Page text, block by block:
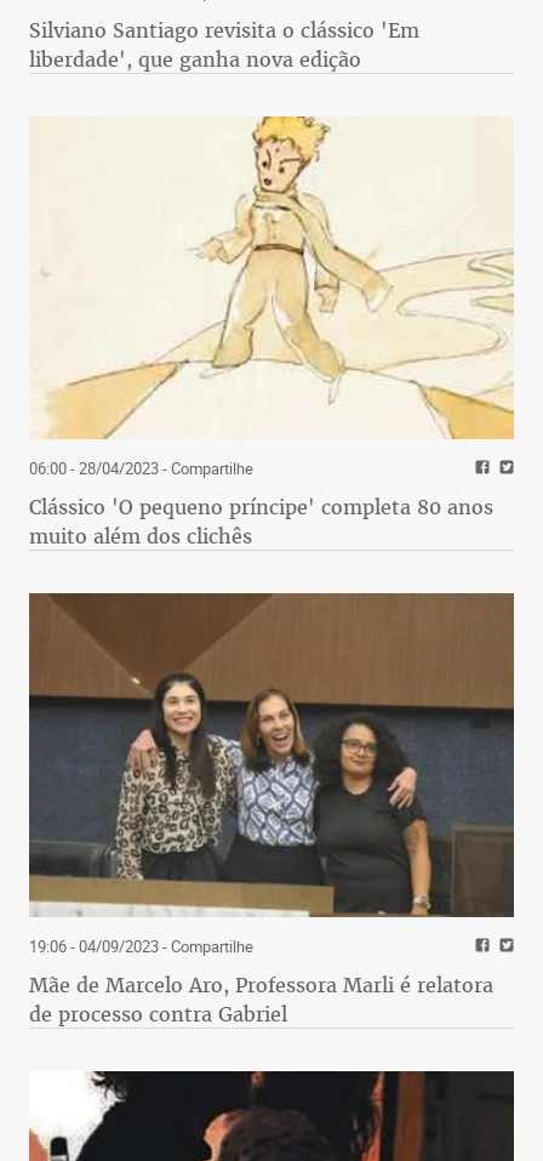
Silviano Santiago revisita o clássico 'Em
liberdade', que ganha nova edição
06:00 - 28/04/2023- Compartilhe
Clássico 'O pequeno príncipe' completa 80 anos
muito além dos clichês
19:06 - 04/09/2023- Compartilhe
Mãe de Marcelo Aro, Professora Marli é relatora
de processo contra Gabriel